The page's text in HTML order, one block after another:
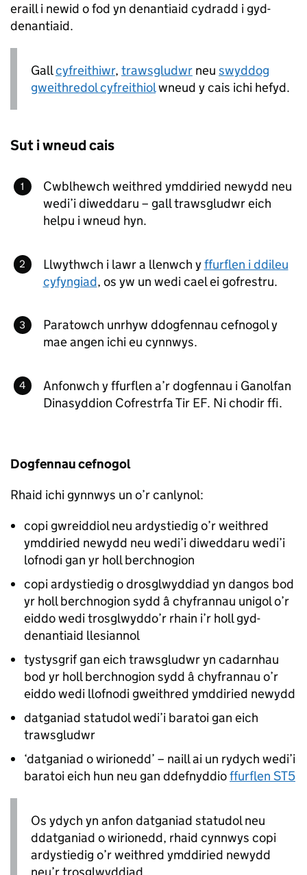
eraill i newid o fod yn denantiaid cydradd i gyd-
denantiaid.
Gallcyfreithiwr, trawsgludwr neu swyddog
gweithredol cyfreithiolwneud y cais ichi hefyd.
Sut i wneud cais
Cwblhewch weithred ymddiried newydd neu
wedi’i diweddaru – gall trawsgludwr eich
helpu i wneud hyn.
Llwythwch i lawr a llenwch yffurflen i ddileu
cyfyngiad, os yw un wedi cael ei gofrestru.
Paratowch unrhyw ddogfennau cefnogol y
mae angen ichi eu cynnwys.
Anfonwch y ffurflen a’r dogfennau i Ganolfan
Dinasyddion Cofrestrfa Tir EF. Ni chodir ffi.
Dogfennau cefnogol
Rhaid ichi gynnwys un o’r canlynol:
copi gwreiddiol neu ardystiedig o’r weithred
ymddiried newydd neu wedi’i diweddaru wedi’i
lofnodi gan yr holl berchnogion
copi ardystiedig o drosglwyddiad yn dangos bod
yr holl berchnogion sydd â chyfrannau unigol o’r
eiddo wedi trosglwyddo’r rhain i’r holl gyd-
denantiaid llesiannol
tystysgrif gan eich trawsgludwr yn cadarnhau
bod yr holl berchnogion sydd â chyfrannau o’r
eiddo wedi llofnodi gweithred ymddiried newydd
datganiad statudol wedi’i baratoi gan eich
trawsgludwr
‘datganiad o wirionedd’ – naill ai un rydych wedi’i
baratoi eich hun neu gan ddefnyddioffurflen ST5
Os ydych yn anfon datganiad statudol neu
ddatganiad o wirionedd, rhaid cynnwys copi
ardystiedig o’r weithred ymddiried newydd